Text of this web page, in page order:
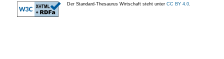
Der Standard-Thesaurus Wirtschaft steht unter CC BY 4.0